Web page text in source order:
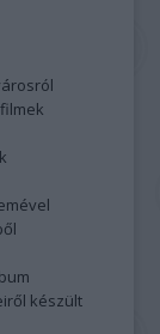
készült